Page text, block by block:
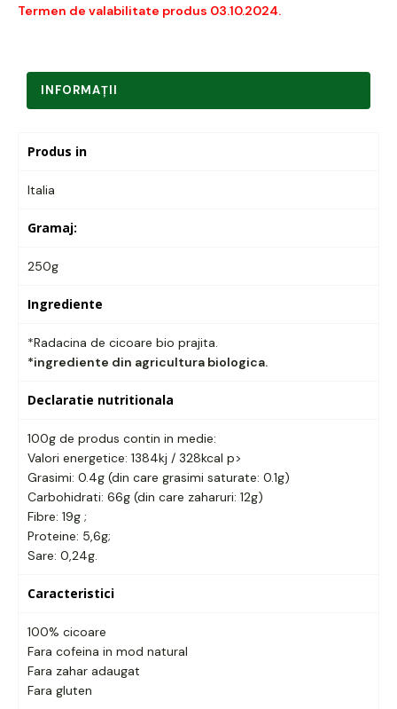
Termen de valabilitate produs 03.10.2024.
INFORMAŢII
Produs in
Italia
Gramaj:
250g
Ingrediente
*Radacina de cicoare bio prajita.
*ingrediente din agricultura biologica.
Declaratie nutritionala
100g de produs contin in medie:
Valori energetice: 1384kj / 328kcal p>
Grasimi: 0.4g (din care grasimi saturate: 0.1g)
Carbohidrati: 66g (din care zaharuri: 12g)
Fibre: 19g ;
Proteine: 5,6g;
Sare: 0,24g.
Caracteristici
100% cicoare
Fara cofeina in mod natural
Fara zahar adaugat
Fara gluten